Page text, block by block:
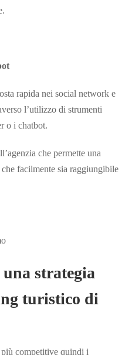
rapida nei social network e
l’utilizzo di strumenti
o i chatbot.
che permette una
facilmente sia raggiungibile
strategia
turistico di
competitive quindi i